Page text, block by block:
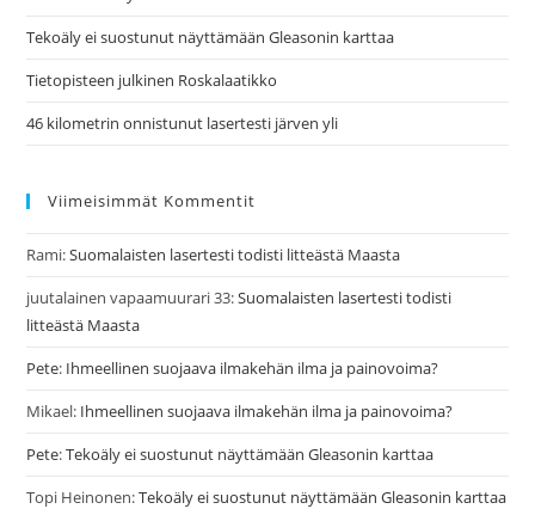
Tekoäly ei suostunut näyttämään Gleasonin karttaa
Tietopisteen julkinen Roskalaatikko
46 kilometrin onnistunut lasertesti järven yli
Viimeisimmät Kommentit
Rami:Suomalaisten lasertesti todisti litteästä Maasta
juutalainen vapaamuurari 33:Suomalaisten lasertesti todisti
litteästä Maasta
Pete: Ihmeellinen suojaava ilmakehän ilma ja painovoima?
Mikael: Ihmeellinen suojaava ilmakehän ilma ja painovoima?
Pete:Tekoäly ei suostunut näyttämään Gleasonin karttaa
Topi Heinonen:Tekoäly ei suostunut näyttämään Gleasonin karttaa